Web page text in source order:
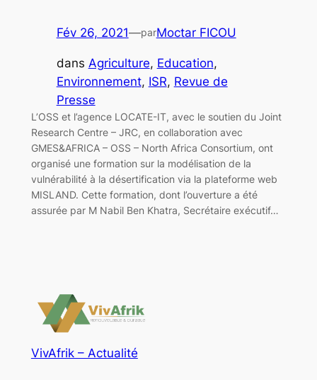
Fév 26, 2021—parMoctar FICOU
dans Agriculture, Education
Environnement, ISR, Revue de
Presse
L’OSS et l’agence LOCATE-IT, avec le soutien du Joint
Research Centre – JRC, en collaboration avec
GMES&AFRICA – OSS – North Africa Consortium, ont
organisé une formation sur la modélisation de la
vulnérabilité à la désertification via la plateforme web
MISLAND. Cette formation, dont l’ouverture a été
assurée par M Nabil Ben Khatra, Secrétaire exécutif…
VivAfrik – Actualité